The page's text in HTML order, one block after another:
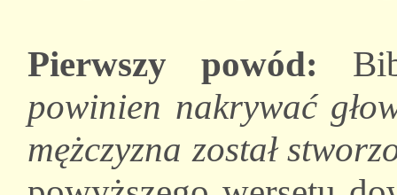
Pierwszy powód:
powinien nakrywać
mężczyzna został